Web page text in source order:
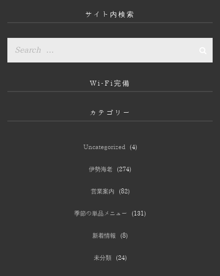
サイト内検索
Wi-Fi完備
カテゴリー
Uncategorized(4)
伊勢海老 (274)
営業案内 (82)
季節の単品メニュー (131)
新着情報 (8)
未分類(24)